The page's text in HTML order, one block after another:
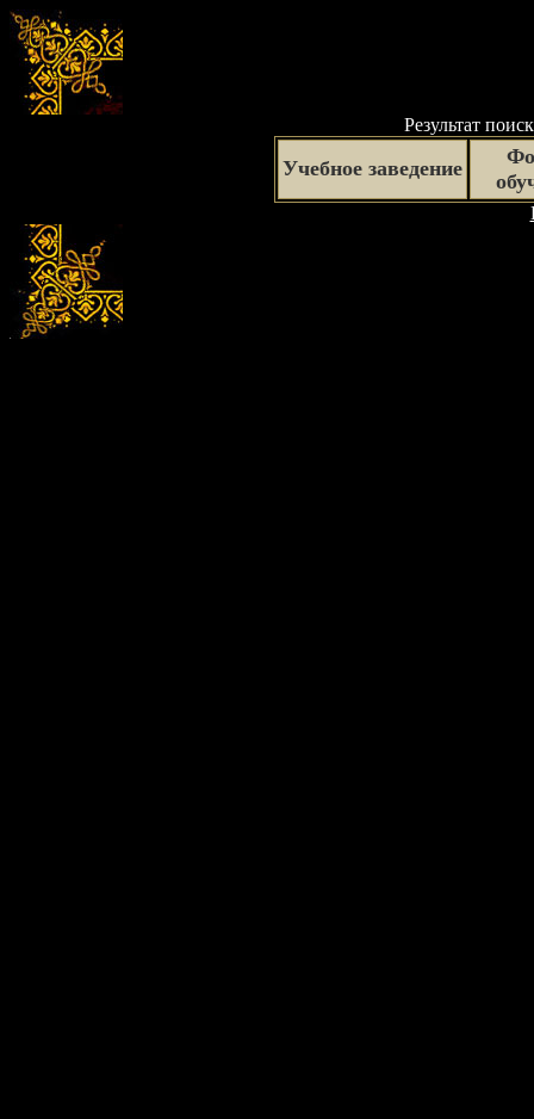
Результат
Учебное заведение